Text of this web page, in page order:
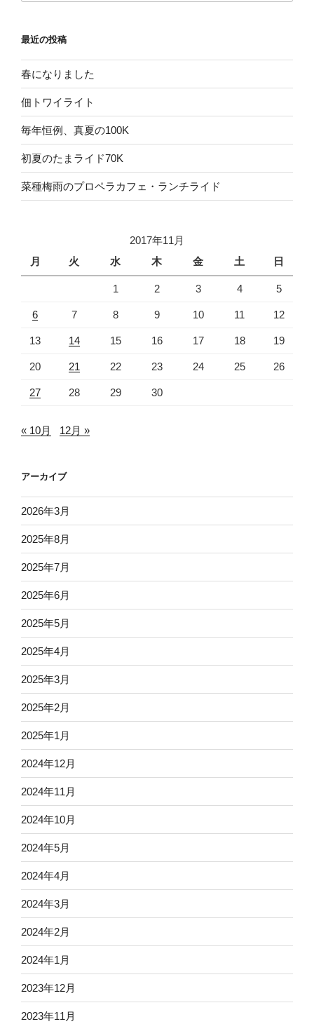
最近の投稿
春になりました
佃トワイライト
毎年恒例、真夏の100K
初夏のたまライド70K
菜種梅雨のプロペラカフェ・ランチライド
2017年11月
月
火 水 木 金 土 日
1 2 3 4 5
6 7 8 9 10 11 12
13 14 15 16 17 18 19
20 21 22 23 24 25 26
27 28 29 30
« 10月 12月 »
アーカイブ
2026年3月
2025年8月
2025年7月
2025年6月
2025年5月
2025年4月
2025年3月
2025年2月
2025年1月
2024年12月
2024年11月
2024年10月
2024年5月
2024年4月
2024年3月
2024年2月
2024年1月
2023年12月
2023年11月